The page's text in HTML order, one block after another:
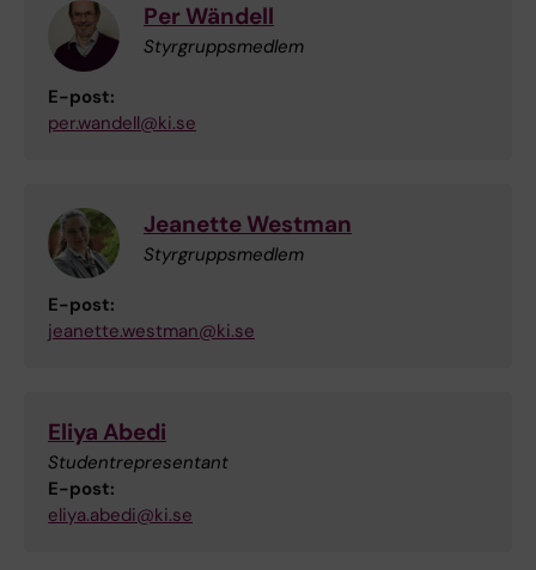
Per Wändell
Styrgruppsmedlem
E-post:
per.wandell@ki.se
Jeanette Westman
Styrgruppsmedlem
E-post:
jeanette.westman@ki.se
Eliya Abedi
Studentrepresentant
E-post:
eliya.abedi@ki.se